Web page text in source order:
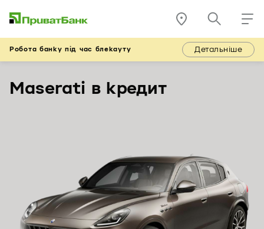
Робота банку під час блекауту Детальніше
Maserati в кредит